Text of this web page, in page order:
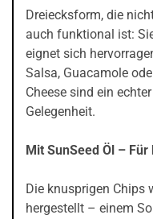
Dreiecksform, die
auch funktional ist:
eignet sich
Salsa, Guacamole
Cheese sind ein
Gelegenheit.
Mit SunSeed Öl –
Die knusprigen Chips
hergestellt – einem